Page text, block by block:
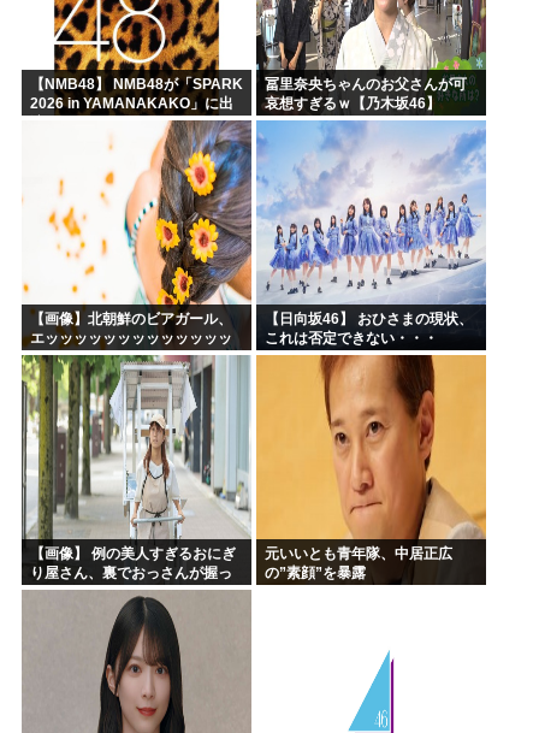
【NMB48】 NMB48が「SPARK
2026 in YAMANAKAKO」に出
冨里奈央ちゃんのお父さんが可
哀想すぎるｗ【乃木坂46】
【画像】北朝鮮のビアガール、
エッッッッッッッッッッッッッ
ッッッッ！
【日向坂46】 おひさまの現状、
これは否定できない・・・
【画像】 例の美人すぎるおにぎ
り屋さん、裏でおっさんが握っ
ていたｗｗｗｗｗｗｗｗｗｗｗ
元いいとも青年隊、中居正広
の”素顔”を暴露